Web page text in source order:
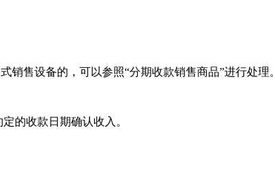
售设备的，可以参照“分期收款销售商品”进行处理。
的收款日期确认收入。